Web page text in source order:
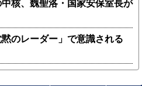
核、魏聖洛・国家安保室長が
のレーダー」で意識される